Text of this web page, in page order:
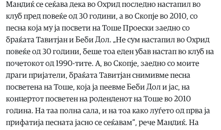
Мандиќ се сеќава дека во Охрид последно настапил во
клуб пред повеќе од 30 години, а во Скопје во 2010, со
песна која му ја посвети на Тоше Проески заедно со
браќата Тавитјан и Беби Дол. „Не сум настапил во Охрид
повеќе од 30 години, беше тоа еден убав настап во клуб на
почетокот од 1990-тите. А, во Скопје, заедно со моите
драги пријатели, браќата Тавитјан снимивме песна
посветена на Тоше, која ја пеевме Беби Дол и јас, на
концертот посветен на роденденот на Тоше во 2010
година. На таа полна сала, и на тоа како луѓето од прва ја
прифатија песната јасно се сеќавам“, рече Мандиќ. На